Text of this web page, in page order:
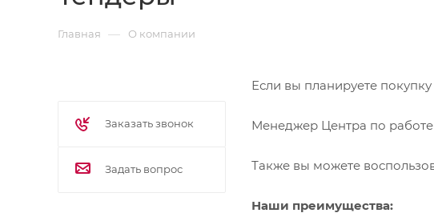
Главная — О компании
Если вы планируете
Менеджер Центра по работе
Также вы можете
Наши преимущества:
Заказать звонок
Задать вопрос